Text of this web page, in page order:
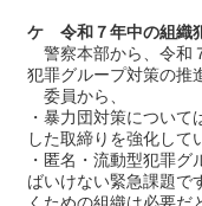
ケ 令和７年中の組織
警察本部から、令和
犯罪グループ対策の推
委員から、
・暴力団対策につい
した取締りを強化して
・匿名・流動型犯罪
ばいけない緊急課題で
くための組織は必要だ